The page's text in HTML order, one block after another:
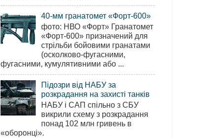
40-мм гранатомет «Форт-600»
фото: НВО «Форт» Гранатомет
«Форт-600» призначений для
стрільби бойовими гранатами
(осколково-фугасними,
фугасними, кумулятивними або ...
Підозри від НАБУ за
розкрадання на захисті танків
НАБУ і САП спільно з СБУ
викрили схему з розкрадання
понад 102 млн гривень в
«оборонці».